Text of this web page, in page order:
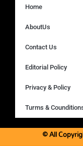
Home
AboutUs
Contact Us
Editorial Policy
Privacy & Policy
Turms &
© All